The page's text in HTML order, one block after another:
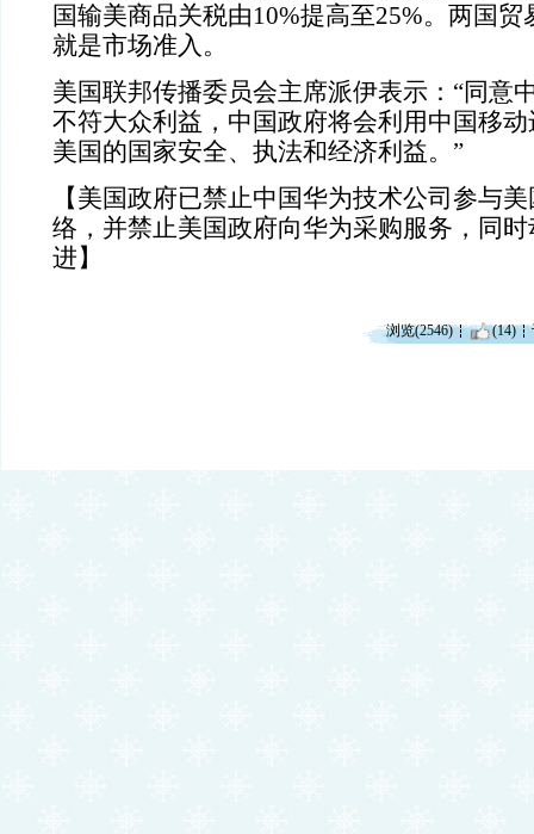
国输美商品关税由10%提高至25%。两国
就是市场准入。
美国联邦传播委员会主席派伊表示：“同意
不符大众利益，中国政府将会利用中国移
美国的国家安全、执法和经济利益。”
【美国政府已禁止中国华为技术公司参与
络，并禁止美国政府向华为采购服务，同
进】
浏览(2546) (14)